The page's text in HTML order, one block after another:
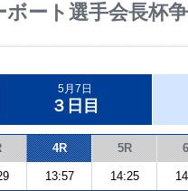
ボート選手会長杯
5月7日
３日目
4R 5R
13:57 14:25